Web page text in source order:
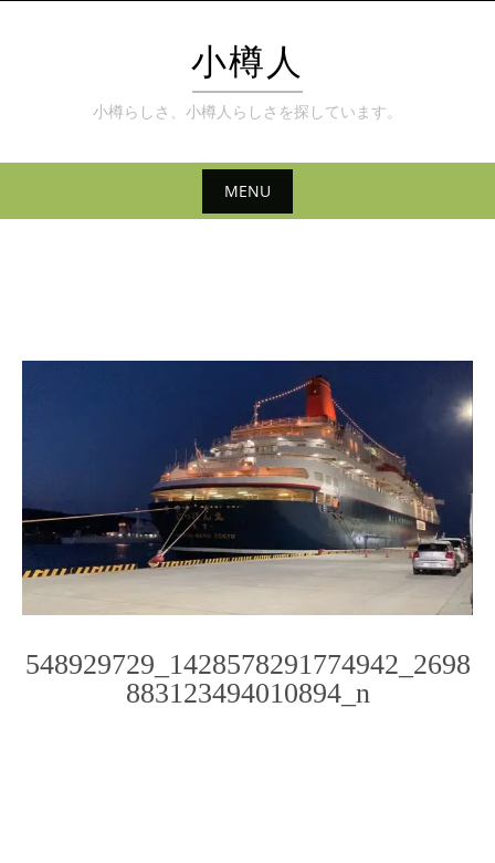
to
content
小樽人
小樽らしさ、小樽人らしさを探しています。
MENU
548929729_1428578291774942_2698
883123494010894_n